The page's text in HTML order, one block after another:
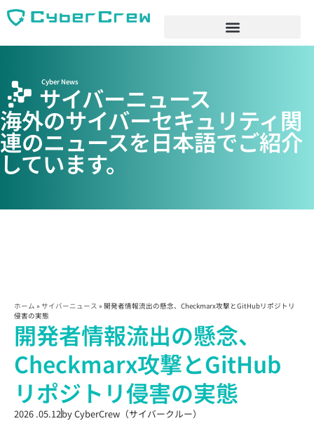
サイバーニュース
Cyber News
海外のサイバーセキュリティ関
連のニュースを日本語でご紹介
しています。
ホーム » サイバーニュース » 開発者情報流出の懸念、Checkmarx攻撃とGitHubリポジトリ
侵害の実態
開発者情報流出の懸念、
Checkmarx攻撃とGitHub
リポジトリ侵害の実態
2026 .05.12byCyberCrew（サイバークルー）